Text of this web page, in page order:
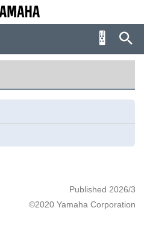
Published 2026/3
©2020 Yamaha Corporation